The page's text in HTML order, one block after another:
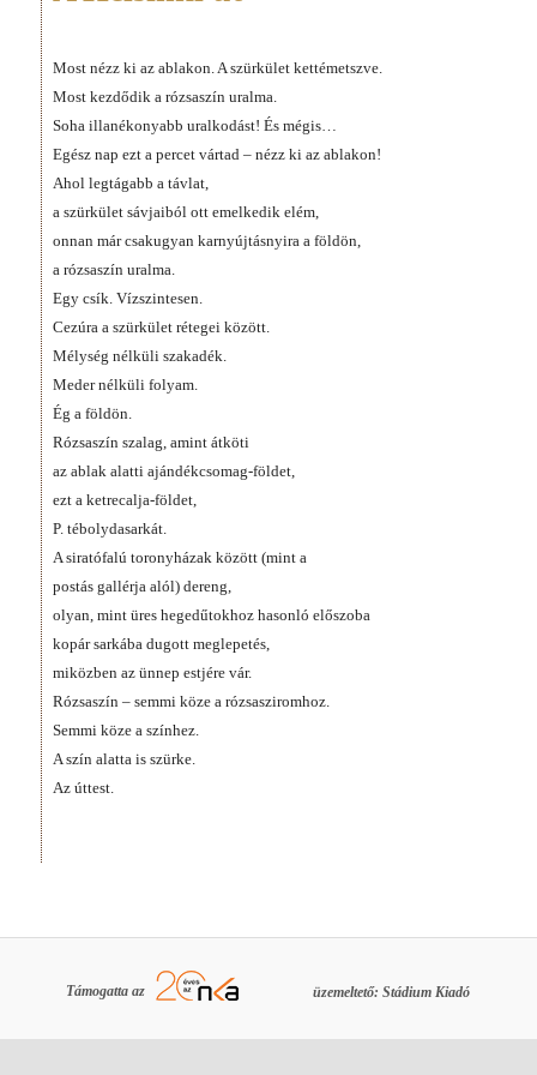
Most nézz ki az ablakon. A szürkület kettémetszve.
Most kezdődik a rózsaszín uralma.
Soha illanékonyabb uralkodást! És mégis…
Egész nap ezt a percet vártad – nézz ki az ablakon!
Ahol legtágabb a távlat,
a szürkület sávjaiból ott emelkedik elém,
onnan már csakugyan karnyújtásnyira a földön,
a rózsaszín uralma.
Egy csík. Vízszintesen.
Cezúra a szürkület rétegei között.
Mélység nélküli szakadék.
Meder nélküli folyam.
Ég a földön.
Rózsaszín szalag, amint átköti
az ablak alatti ajándékcsomag-földet,
ezt a ketrecalja-földet,
P. tébolydasarkát.
A siratófalú toronyházak között (mint a
postás gallérja alól) dereng,
olyan, mint üres hegedűtokhoz hasonló előszoba
kopár sarkába dugott meglepetés,
miközben az ünnep estjére vár.
Rózsaszín – semmi köze a rózsasziromhoz.
Semmi köze a színhez.
A szín alatta is szürke.
Az úttest.
Támogatta az üzemeltető: Stádium Kiadó